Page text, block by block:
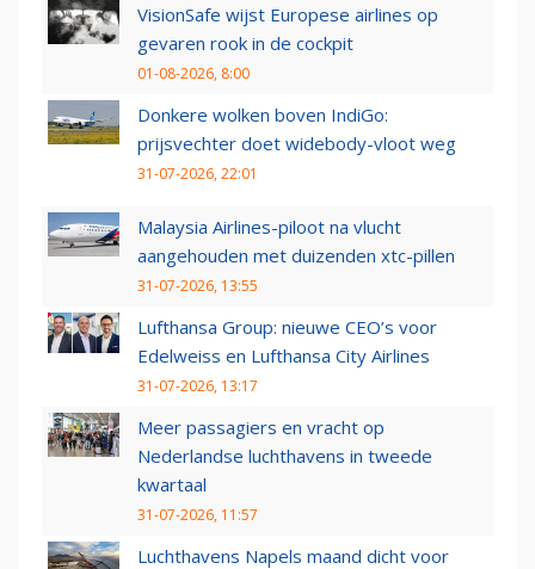
VisionSafe wijst Europese airlines op
gevaren rook in de cockpit
01-08-2026, 8:00
Donkere wolken boven IndiGo:
prijsvechter doet widebody-vloot weg
31-07-2026, 22:01
Malaysia Airlines-piloot na vlucht
aangehouden met duizenden xtc-pillen
31-07-2026, 13:55
Lufthansa Group: nieuwe CEO’s voor
Edelweiss en Lufthansa City Airlines
31-07-2026, 13:17
Meer passagiers en vracht op
Nederlandse luchthavens in tweede
kwartaal
31-07-2026, 11:57
Luchthavens Napels maand dicht voor